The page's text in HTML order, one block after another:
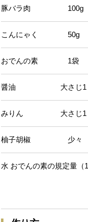
豚バラ肉 100g
こんにゃく 50g
おでんの素 1袋
醤油 大さじ1
みりん 大さじ1
柚子胡椒 少々
水 おでんの素の規定量（